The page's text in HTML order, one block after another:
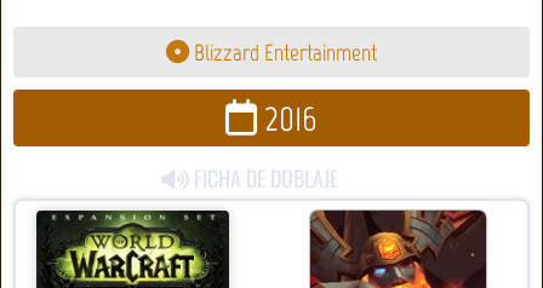
Blizzard Entertainment
2016
FICHA DE DOBLAJE